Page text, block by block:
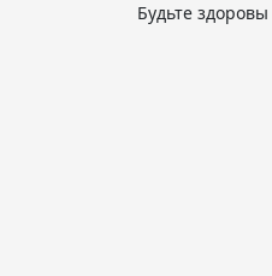
Будьте